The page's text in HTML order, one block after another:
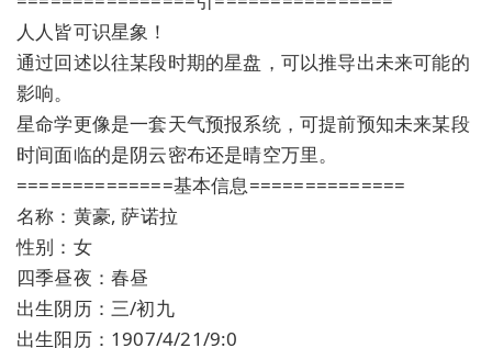
人人皆可识星象！
通过回述以往某段时期的星盘，可以推导出未来可能的
影响。
星命学更像是一套天气预报系统，可提前预知未来某段
时间面临的是阴云密布还是晴空万里。
==============基本信息==============
名称：黄豪, 萨诺拉
性别：女
四季昼夜：春昼
出生阴历：三/初九
出生阳历：1907/4/21/9:0